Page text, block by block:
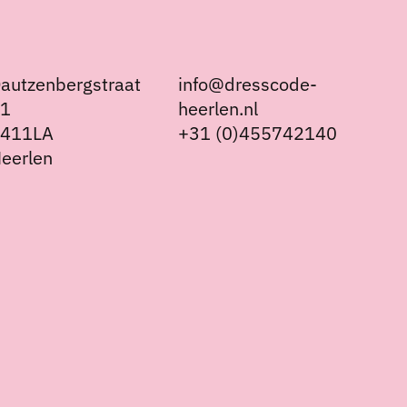
info@dresscode-
heerlen.nl
+31 (0)455742140